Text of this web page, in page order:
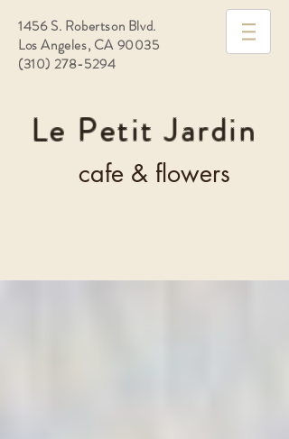
1456 S. Robertson Blvd.
Los Angeles, CA 90035
(310) 278-5294
Le Petit Jardin
cafe & flowers